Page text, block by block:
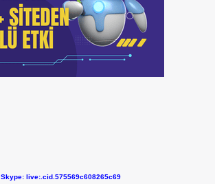
Skype: live:.cid.575569c608265c69